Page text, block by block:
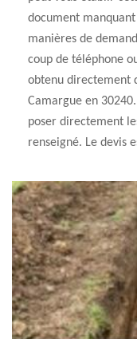
document
manières de
coup de téléphone
obtenu directement
Camargue en
poser directement
renseigné. Le devis